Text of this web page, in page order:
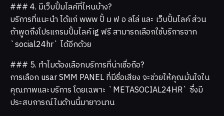
### 4. มีเว็บปั้มไลค์ที่ไหนบ้าง?
บริการที่แนะนำ ได้แก่ www ปั้ ม ฟ อ ลโล่ และ เว็บปั้มไลค์ ส่วน
ถ้าพูดถึงโปรแกรมปั้มไลค์ ig ฟรี สามารถเลือกใช้บริการจาก
`social24hr` ได้อีกด้วย
### 5. ทำไมต้องเลือกบริการที่น่าเชื่อถือ?
การเลือก usar SMM PANEL ที่มีชื่อเสียง จะช่วยให้คุณมั่นใจใน
คุณภาพและบริการ โดยเฉพาะ `METASOCIAL24HR` ซึ่งมี
ประสบการณ์ในด้านนี้มายาวนาน